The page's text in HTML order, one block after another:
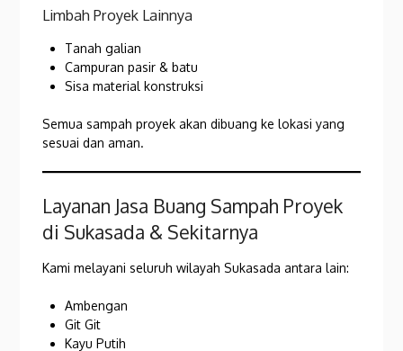
Limbah Proyek Lainnya
Tanah galian
Campuran pasir & batu
Sisa material konstruksi
Semua sampah proyek akan dibuang ke lokasi yang
sesuai dan aman.
Layanan Jasa Buang Sampah Proyek
di Sukasada & Sekitarnya
Kami melayani seluruh wilayah Sukasada antara lain:
Ambengan
Git Git
Kayu Putih